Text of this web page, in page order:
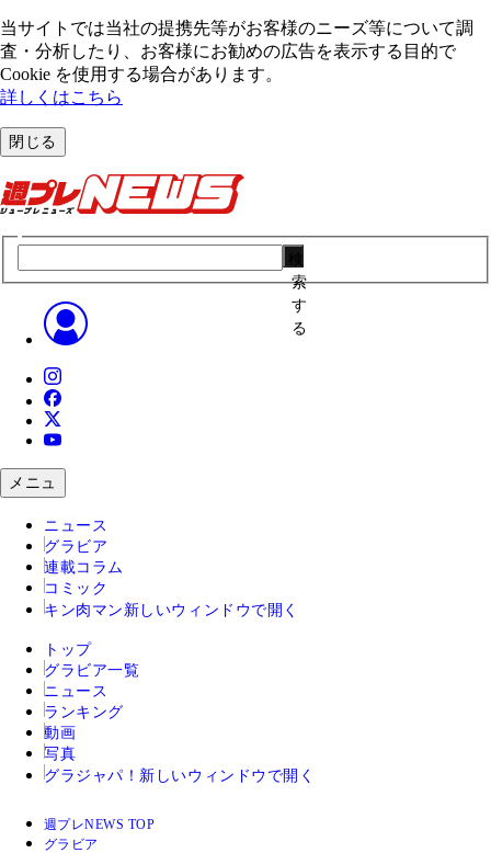
当サイトでは当社の提携先等がお客様のニーズ等について調
査・分析したり、お客様にお勧めの広告を表⽰する⽬的で
Cookie を使⽤する場合があります。
詳しくはこちら
閉じる
索
す
る
メニュ
ニュース
グラビア
連載コラム
コミック
キン肉マン 新しいウィンドウで開く
トップ
グラビア一覧
ニュース
ランキング
動画
写真
グラジャパ！ 新しいウィンドウで開く
週プレNEWS TOP
グラビア